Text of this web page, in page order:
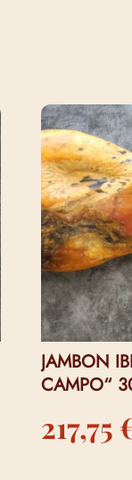
JAMBON
CAMPO“
217,75